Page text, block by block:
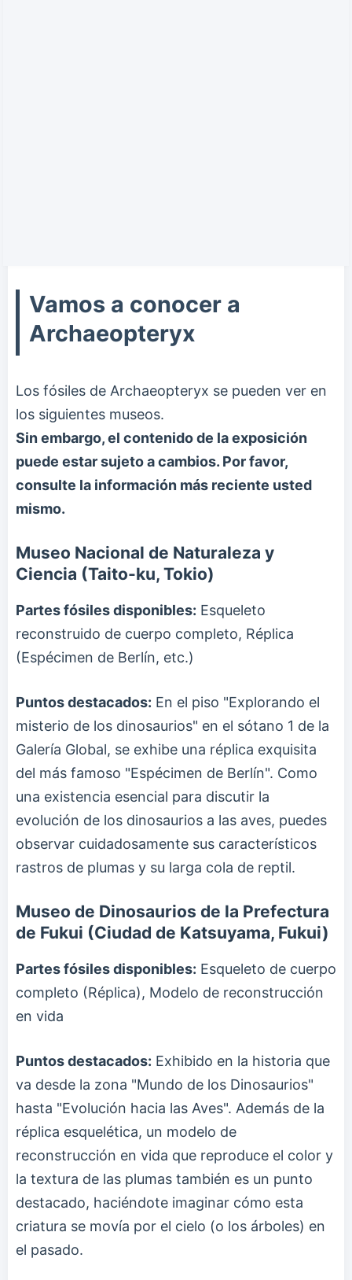
Vamos a conocer a
Archaeopteryx
Los fósiles de Archaeopteryx se pueden ver en
los siguientes museos.
Sin embargo, el contenido de la exposición
puede estar sujeto a cambios. Por favor,
consulte la información más reciente usted
mismo.
Museo Nacional de Naturaleza y
Ciencia (Taito-ku, Tokio)
Partes fósiles disponibles: Esqueleto
reconstruido de cuerpo completo, Réplica
(Espécimen de Berlín, etc.)
Puntos destacados: En el piso "Explorando el
misterio de los dinosaurios" en el sótano 1 de la
Galería Global, se exhibe una réplica exquisita
del más famoso "Espécimen de Berlín". Como
una existencia esencial para discutir la
evolución de los dinosaurios a las aves, puedes
observar cuidadosamente sus característicos
rastros de plumas y su larga cola de reptil.
Museo de Dinosaurios de la Prefectura
de Fukui (Ciudad de Katsuyama, Fukui)
Partes fósiles disponibles: Esqueleto de cuerpo
completo (Réplica), Modelo de reconstrucción
en vida
Puntos destacados: Exhibido en la historia que
va desde la zona "Mundo de los Dinosaurios"
hasta "Evolución hacia las Aves". Además de la
réplica esquelética, un modelo de
reconstrucción en vida que reproduce el color y
la textura de las plumas también es un punto
destacado, haciéndote imaginar cómo esta
criatura se movía por el cielo (o los árboles) en
el pasado.